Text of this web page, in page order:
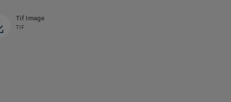
Tif Image
TIF